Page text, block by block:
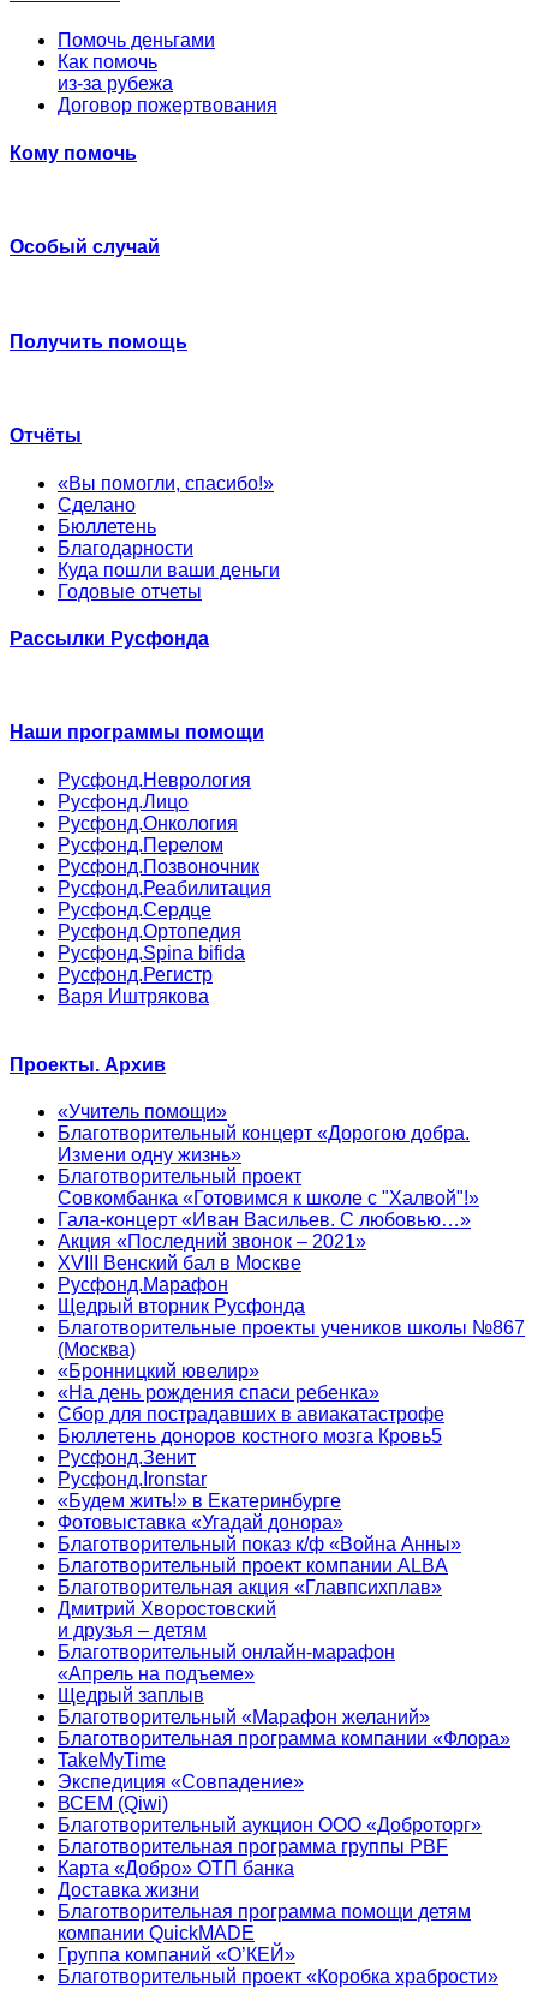
Помочь деньгами
Как помочь
из-за рубежа
Договор пожертвования
Кому помочь
Особый случай
Получить помощь
Отчёты
«Вы помогли, спасибо!»
Сделано
Бюллетень
Благодарности
Куда пошли ваши деньги
Годовые отчеты
Рассылки Русфонда
Наши программы помощи
Русфонд.Неврология
Русфонд.Лицо
Русфонд.Онкология
Русфонд.Перелом
Русфонд.Позвоночник
Русфонд.Реабилитация
Русфонд.Сердце
Русфонд.Ортопедия
Русфонд.Spina bifida
Русфонд.Регистр
Варя Иштрякова
Проекты. Архив
«Учитель помощи»
Благотворительный концерт «Дорогою добра.
Измени одну жизнь»
Благотворительный проект
Совкомбанка «Готовимся к школе с "Халвой"!»
Гала-концерт «Иван Васильев. С любовью…»
Акция «Последний звонок – 2021»
XVIII Венский бал в Москве
Русфонд.Марафон
Щедрый вторник Русфонда
Благотворительные проекты учеников школы №867
(Москва)
«Бронницкий ювелир»
«На день рождения спаси ребенка»
Сбор для пострадавших в авиакатастрофе
Бюллетень доноров костного мозга Кровь5
Русфонд.Зенит
Русфонд.Ironstar
«Будем жить!» в Екатеринбурге
Фотовыставка «Угадай донора»
Благотворительный показ к/ф «Война Анны»
Благотворительный проект компании ALBA
Благотворительная акция «Главпсихплав»
Дмитрий Хворостовский
и друзья – детям
Благотворительный онлайн‑марафон
«Апрель на подъеме»
Щедрый заплыв
Благотворительный «Марафон желаний»
Благотворительная программа компании «Флора»
TakeMyTime
Экспедиция «Совпадение»
ВСЕМ (Qiwi)
Благотворительный аукцион ООО «Доброторг»
Благотворительная программа группы PBF
Карта «Добро» ОТП банка
Доставка жизни
Благотворительная программа помощи детям
компании QuickMADE
Группа компаний «О’КЕЙ»
Благотворительный проект «Коробка храбрости»